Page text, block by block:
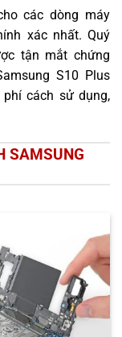
các dòng máy
xác nhất. Quý
tận mắt chứng
S10 Plus
cách sử dụng,
SAMSUNG